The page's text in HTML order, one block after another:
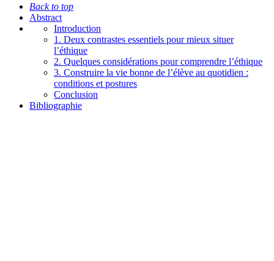
Back to top
Abstract
Introduction
1. Deux contrastes essentiels pour mieux situer
l’éthique
2. Quelques considérations pour comprendre l’éthique
3. Construire la vie bonne de l’élève au quotidien :
conditions et postures
Conclusion
Bibliographie